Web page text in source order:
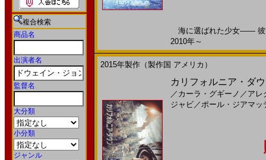
複合検索
商品名
出演者名
監督名
大分類
小分類
ジャンル
海に選ばれた少女―― 彼
2010年～
2015年製作（製作国 アメリカ）
カリフォルニア・ダ
／ カーラ・グギーノ ／ アレ
ジャビ／ポール・ジアマッ